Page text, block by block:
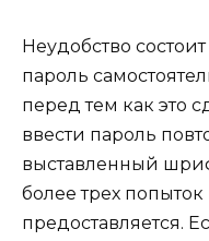
Неудобство
пароль
перед тем как это
ввести пароль
выставленный
более трех попыток
предоставляется.